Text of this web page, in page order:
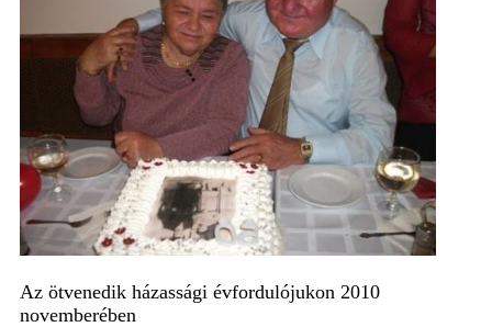
Az ötvenedik házassági évfordulójukon 2010
novemberében